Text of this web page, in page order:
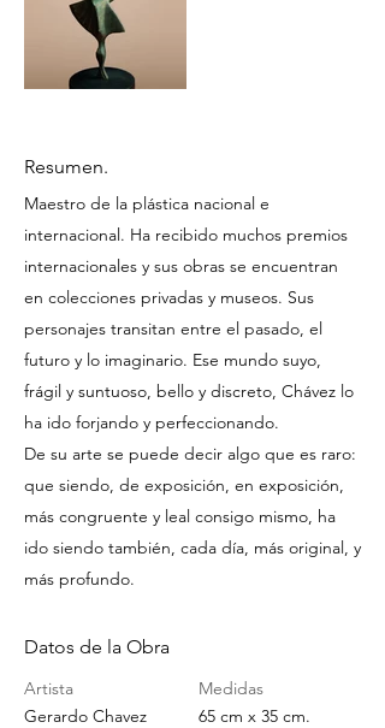
Resumen.
Maestro de la plástica nacional e
internacional. Ha recibido muchos premios
internacionales y sus obras se encuentran
en colecciones privadas y museos. Sus
personajes transitan entre el pasado, el
futuro y lo imaginario. Ese mundo suyo,
frágil y suntuoso, bello y discreto, Chávez lo
ha ido forjando y perfeccionando.
De su arte se puede decir algo que es raro:
que siendo, de exposición, en exposición,
más congruente y leal consigo mismo, ha
ido siendo también, cada día, más original, y
más profundo.
Datos de la Obra
Artista
Gerardo Chavez
Medidas
65 cm x 35 cm.